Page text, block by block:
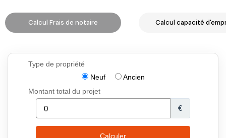
Calcul Frais de notaire Calcul capacité